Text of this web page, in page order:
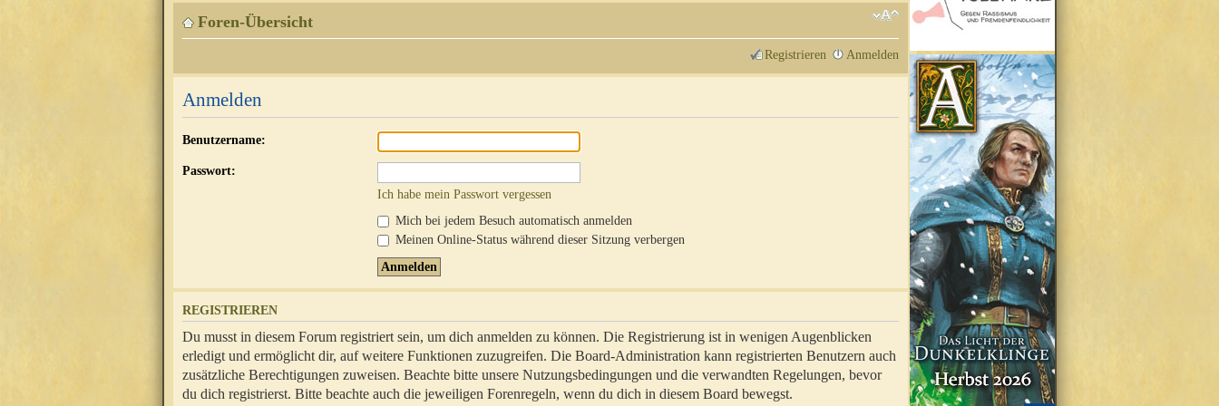
Foren-Übersicht
Registrieren Anmelden
Anmelden
Benutzername:
Passwort:
Ich habe mein Passwort vergessen
Mich bei jedem Besuch automatisch anmelden
Meinen Online-Status während dieser Sitzung verbergen
REGISTRIEREN
Du musst in diesem Forum registriert sein, um dich anmelden zu können. Die Registrierung ist in wenigen Augenblicken
erledigt und ermöglicht dir, auf weitere Funktionen zuzugreifen. Die Board-Administration kann registrierten Benutzern auch
zusätzliche Berechtigungen zuweisen. Beachte bitte unsere Nutzungsbedingungen und die verwandten Regelungen, bevor
du dich registrierst. Bitte beachte auch die jeweiligen Forenregeln, wenn du dich in diesem Board bewegst.